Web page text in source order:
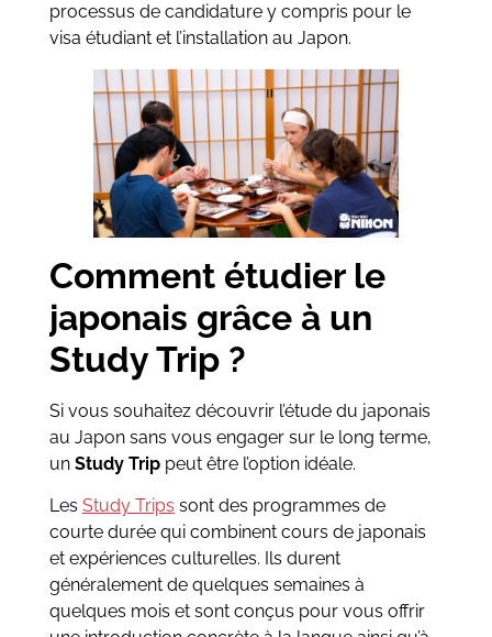
processus de candidature y compris pour le
visa étudiant et l’installation au Japon.
Comment étudier le
japonais grâce à un
Study Trip ?
Si vous souhaitez découvrir l’étude du japonais
au Japon sans vous engager sur le long terme,
un Study Trippeut être l’option idéale.
Les Study Trips sont des programmes de
courte durée qui combinent cours de japonais
et expériences culturelles. Ils durent
généralement de quelques semaines à
quelques mois et sont conçus pour vous offrir